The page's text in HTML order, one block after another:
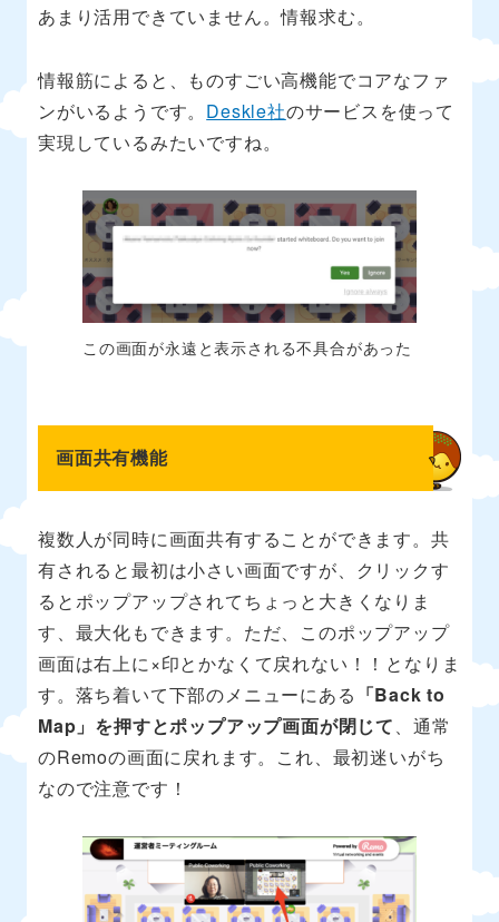
あまり活用できていません。情報求む。
情報筋によると、ものすごい高機能でコアなファ
ンがいるようです。 Deskle社のサービスを使って
実現しているみたいですね。
この画面が永遠と表示される不具合があった
画面共有機能
複数人が同時に画面共有することができます。共
有されると最初は小さい画面ですが、クリックす
るとポップアップされてちょっと大きくなりま
す、最大化もできます。ただ、このポップアップ
画面は右上に×印とかなくて戻れない！！となりま
す。落ち着いて下部のメニューにある 「Back to
Map」を押すとポップアップ画面が閉じて、通常
のRemoの画面に戻れます。これ、最初迷いがち
なので注意です！